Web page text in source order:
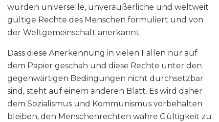
wurden universelle, unveräußerliche und weltweit
gültige Rechte des Menschen formuliert und von
der Weltgemeinschaft anerkannt.
Dass diese Anerkennung in vielen Fällen nur auf
dem Papier geschah und diese Rechte unter den
gegenwärtigen Bedingungen nicht durchsetzbar
sind, steht auf einem anderen Blatt. Es wird daher
dem Sozialismus und Kommunismus vorbehalten
bleiben, den Menschenrechten wahre Gültigkeit zu